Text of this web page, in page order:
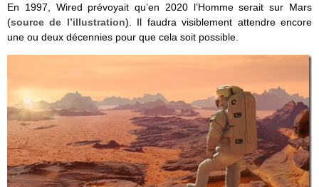
En 1997, Wired prévoyait qu’en 2020 l’Homme serait sur Mars
(source de l’illustration). Il faudra visiblement attendre encore
une ou deux décennies pour que cela soit possible.